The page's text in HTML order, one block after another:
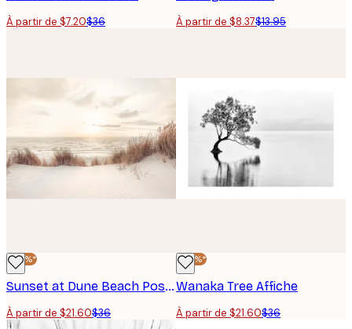
À partir de $7.20$36 À partir de $8.37$13.95
-40%*
Sunset at Dune Beach Poster
À partir de $21.60$36
-40%*
Wanaka Tree Affiche
À partir de $21.60$36